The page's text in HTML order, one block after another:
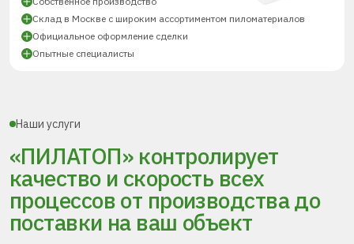
Склад в Москве с широким ассортиментом пиломатериалов
Официальное оформление сделки
Опытные специалисты
Наши услуги
«ПИЛАТОП» контролирует
качество и скорость всех
процессовот производства до
поставки на ваш объект